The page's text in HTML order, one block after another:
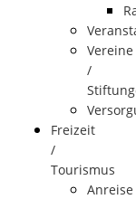
Vereine
/
Freizeit
/
Tourismus
Anreise